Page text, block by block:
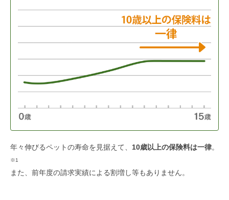
年々伸びるペットの寿命を見据えて、 10歳以上の保険料は一律。
※1
また、前年度の請求実績による割増し等もありません。